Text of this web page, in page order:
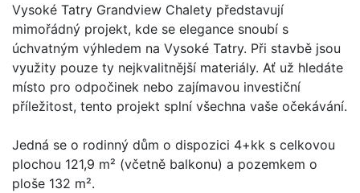
Vysoké Tatry Grandview Chalety představují
mimořádný projekt, kde se elegance snoubí s
úchvatným výhledem na Vysoké Tatry. Při stavbě jsou
využity pouze ty nejkvalitnější materiály. Ať už hledáte
místo pro odpočinek nebo zajímavou investiční
příležitost, tento projekt splní všechna vaše očekávání.
Jedná se o rodinný dům o dispozici 4+kk s celkovou
plochou 121,9 m² (včetně balkonu) a pozemkem o
ploše 132 m².